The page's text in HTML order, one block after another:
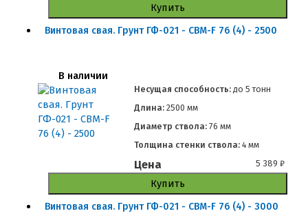
Купить
Винтовая свая. Грунт ГФ-021 - СВМ-F 76 (4) - 2500
В наличии
Несущая способность: до 5 тонн
Длина:2500 мм
Диаметр ствола:76 мм
Толщина стенки ствола:4 мм
Цена 5 389₽
Купить
Винтовая свая. Грунт ГФ-021 - СВМ-F 76 (4) - 3000